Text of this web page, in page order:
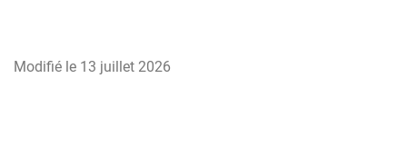
Modifié le 13 juillet 2026